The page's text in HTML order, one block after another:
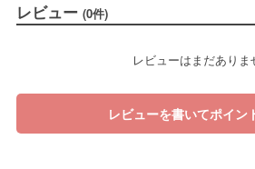
レビュー (0件)
レビューはまだありま
レビューを書いてポイン